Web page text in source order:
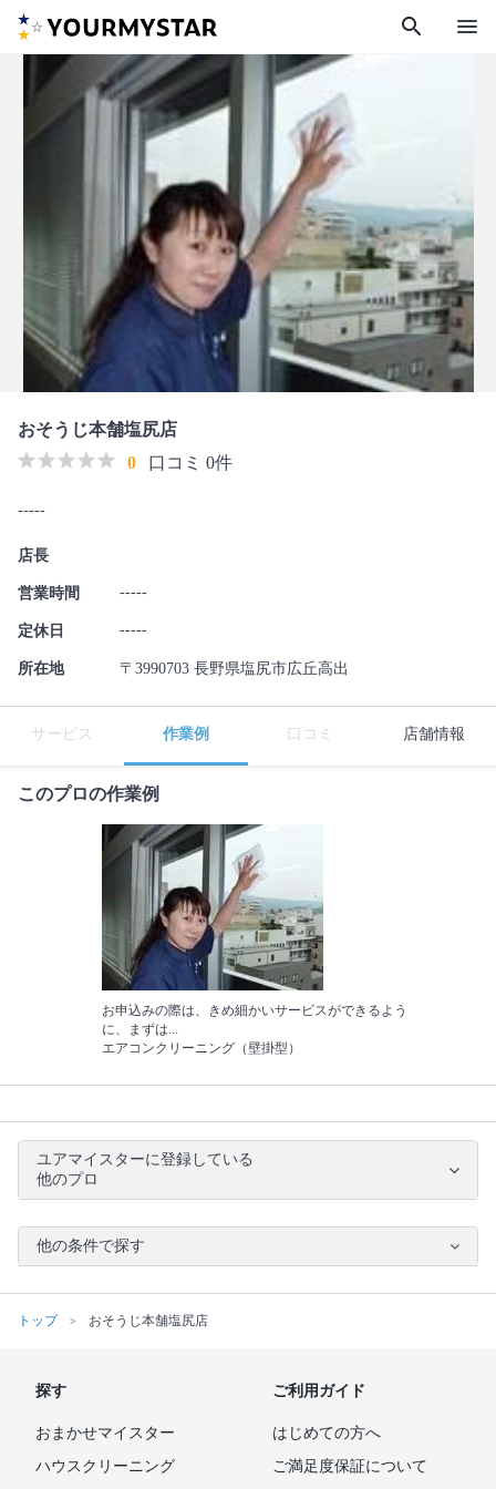
search menu
おそうじ本舗塩尻店
0
口コミ 0件
-----
店長
営業時間 -----
定休日 -----
所在地 〒3990703 長野県塩尻市広丘高出
サービス 作業例 口コミ 店舗情報
このプロの作業例
お申込みの際は、きめ細かいサービスができるよう
に、まずは...
エアコンクリーニング（壁掛型）
ユアマイスターに登録している
他のプロ
他の条件で探す
トップ おそうじ本舗塩尻店
探す
おまかせマイスター
ハウスクリーニング
ご利用ガイド
はじめての方へ
ご満足度保証について